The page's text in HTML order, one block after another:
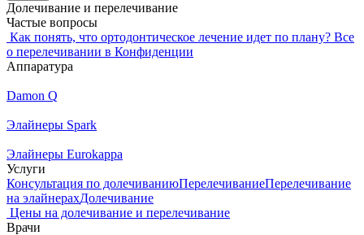
Долечивание и перелечивание
Частые вопросы
Как понять, что ортодонтическое лечение идет по плану? Все
о перелечивании в Конфиденции
Аппаратура
Damon Q
Элайнеры Spark
Элайнеры Eurokappa
Услуги
Консультация по долечиваниюПерелечиваниеПерелечивание
на элайнерахДолечивание
Цены на долечивание и перелечивание
Врачи